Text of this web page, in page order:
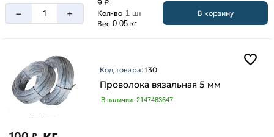
– +
9 ₽
Кол-во 1 шт
Вес 0.05 кг
В корзину
Код товара:130
Проволока вязальная 5 мм
В наличии: 2147483647